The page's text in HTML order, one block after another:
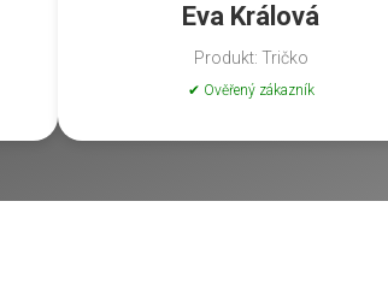
Eva Králová
Produkt: Tričko
✔ Ověřený zákazník